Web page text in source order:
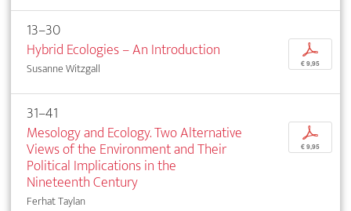
13–30
Hybrid Ecologies – An Introduction
Susanne Witzgall
p
€ 9,95
31–41
Mesology and Ecology. Two Alternative
Views of the Environment and Their
Political Implications in the
Nineteenth Century
Ferhat Taylan
p
€ 9,95